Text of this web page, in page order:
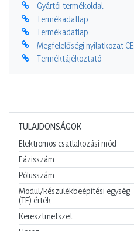
Gyártói termékoldal
Termékadatlap
Termékadatlap
Megfelelőségi nyilatkozat CE
Terméktájékoztató
TULAJDONSÁGOK
Elektromos csatlakozási mód
Fázisszám
Pólusszám
Modul/készülékbeépítési egység
(TE) érték
Keresztmetszet